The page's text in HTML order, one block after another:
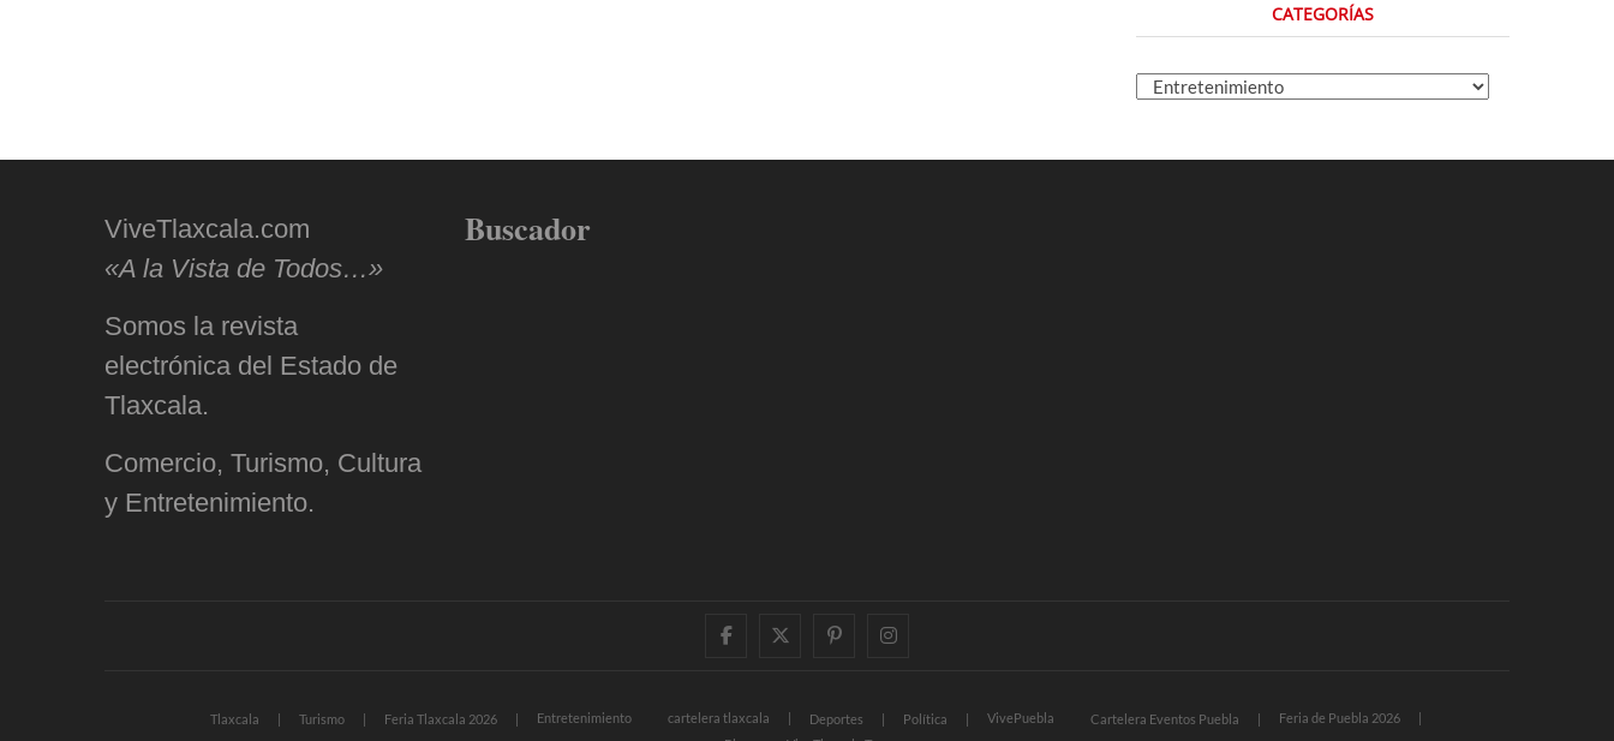
CATEGORÍAS
Categorías
ViveTlaxcala.com
«A la Vista de Todos…»
Somos la revista
electrónica del Estado de
Tlaxcala.
Comercio, Turismo, Cultura
y Entretenimiento.
Buscador
facebooktwitter
pinterestinstagram
Tlaxcala Turismo Feria Tlaxcala 2026 Entretenimiento cartelera tlaxcala Deportes Política VivePuebla Cartelera Eventos Puebla
Feria de Puebla 2026